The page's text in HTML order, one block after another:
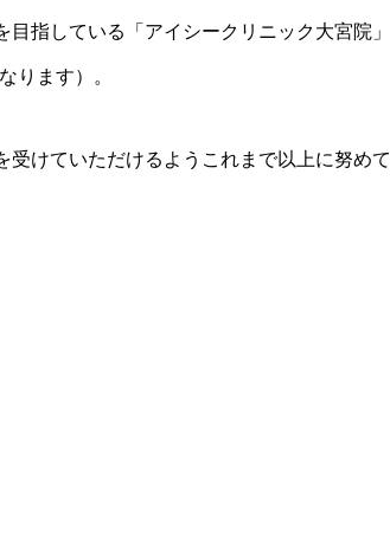
指している「アイシークリニック大宮院」
ります）。
けていただけるようこれまで以上に努めて